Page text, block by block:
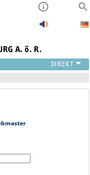
A. ö. R.